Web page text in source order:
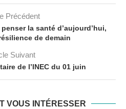
Précédent
la santé d’aujourd’hui,
de demain
Suivant
de l’INEC du 01 juin
VOUS INTÉRESSER